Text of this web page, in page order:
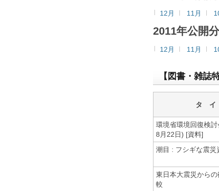
12月 11月
2011年公開分
12月 11月
【図書・雑誌
タ
環境省環境回復検
8月22日) [資料]
潮目 : フシギな震災
東日本大震災から
較